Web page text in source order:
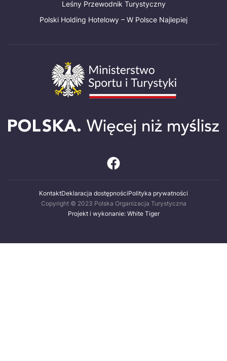
Leśny Przewodnik Turystyczny
Polski Holding Hotelowy – W Polsce Najlepiej
KontaktDeklaracja dostępnościPolityka prywatności
Copyright © 2023 Polska Organizacja Turystyczna
Projekt i wykonanie: White Tiger